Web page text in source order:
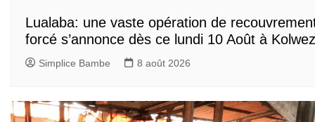
Lualaba: une vaste opération de
forcé s’annonce dès ce lundi 10 Août à
Simplice Bambe 8 août 2026